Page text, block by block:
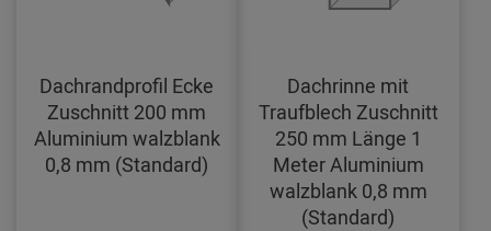
Dachrandprofil Ecke
Zuschnitt 200 mm
Aluminium walzblank
0,8 mm (Standard)
Dachrinne mit
Traufblech Zuschnitt
250 mm Länge 1
Meter Aluminium
walzblank 0,8 mm
(Standard)